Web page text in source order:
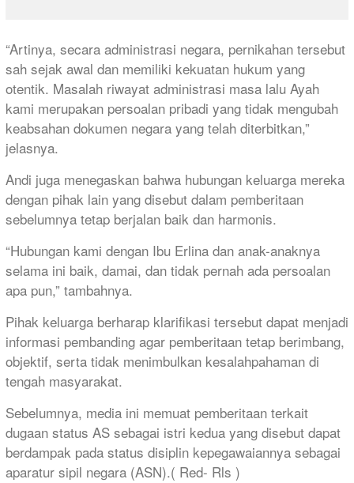
“Artinya, secara administrasi negara, pernikahan tersebut
sah sejak awal dan memiliki kekuatan hukum yang
otentik. Masalah riwayat administrasi masa lalu Ayah
kami merupakan persoalan pribadi yang tidak mengubah
keabsahan dokumen negara yang telah diterbitkan,”
jelasnya.
Andi juga menegaskan bahwa hubungan keluarga mereka
dengan pihak lain yang disebut dalam pemberitaan
sebelumnya tetap berjalan baik dan harmonis.
“Hubungan kami dengan Ibu Erlina dan anak-anaknya
selama ini baik, damai, dan tidak pernah ada persoalan
apa pun,” tambahnya.
Pihak keluarga berharap klarifikasi tersebut dapat menjadi
informasi pembanding agar pemberitaan tetap berimbang,
objektif, serta tidak menimbulkan kesalahpahaman di
tengah masyarakat.
Sebelumnya, media ini memuat pemberitaan terkait
dugaan status AS sebagai istri kedua yang disebut dapat
berdampak pada status disiplin kepegawaiannya sebagai
aparatur sipil negara (ASN).( Red- Rls )